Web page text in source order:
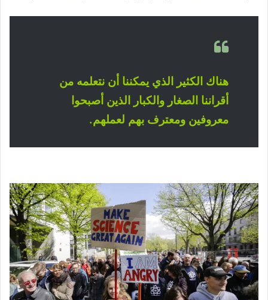
هناك الكثير الذي يمكننا أن نتعلمه من
أقراننا الصغار والكبار الذين أصبحوا
معروفين ومعترف بهم لعملهم.